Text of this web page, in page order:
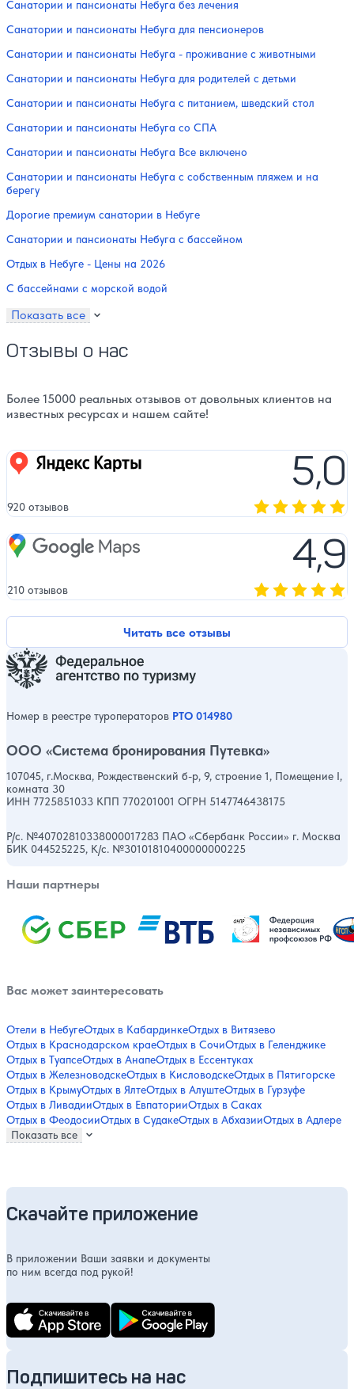
Санатории и пансионаты Небуга без лечения
Санатории и пансионаты Небуга для пенсионеров
Санатории и пансионаты Небуга - проживание с животными
Санатории и пансионаты Небуга для родителей с детьми
Санатории и пансионаты Небуга с питанием, шведский стол
Санатории и пансионаты Небуга со СПА
Санатории и пансионаты Небуга Все включено
Санатории и пансионаты Небуга с собственным пляжем и на
берегу
Дорогие премиум санатории в Небуге
Санатории и пансионаты Небуга с бассейном
Отдых в Небуге - Цены на 2026
С бассейнами с морской водой
Показать все
Отзывы о нас
Более 15000 реальных отзывов от довольных клиентов на
известных ресурсах и нашем сайте!
Читать все отзывы
Яндекс карты 5,0
920 отзывов
Google Maps 4,9
210 отзывов
Номер в реестре туроператоров РТО 014980
ООО «Система бронирования Путевка»
107045, г.Москва, Рождественский б-р, 9, строение 1, Помещение I,
комната 30
ИНН 7725851033 КПП 770201001 ОГРН 5147746438175
Р/с. №40702810338000017283 ПАО «Сбербанк России» г. Москва
БИК 044525225, К/с. №30101810400000000225
Наши партнеры
Вас может заинтересовать
Отели в НебугеОтдых в КабардинкеОтдых в Витязево
Отдых в Краснодарском краеОтдых в СочиОтдых в Геленджике
Отдых в ТуапсеОтдых в АнапеОтдых в Ессентуках
Отдых в ЖелезноводскеОтдых в КисловодскеОтдых в Пятигорске
Отдых в КрымуОтдых в ЯлтеОтдых в АлуштеОтдых в Гурзуфе
Отдых в ЛивадииОтдых в ЕвпаторииОтдых в Саках
Отдых в ФеодосииОтдых в СудакеОтдых в АбхазииОтдых в Адлере
Показать все
Скачайте приложение
В приложении Ваши заявки и документы
по ним всегда под рукой!
Подпишитесь на нас